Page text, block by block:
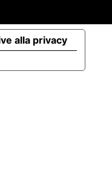
alla privacy